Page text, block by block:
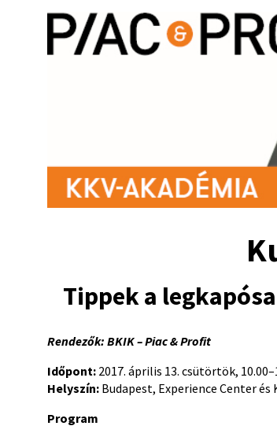
Tippek a
Rendezők: BKIK – Piac & Profit
Időpont: 2017. április 13. csütörtök,
Helyszín: Budapest, Experience Center
Program